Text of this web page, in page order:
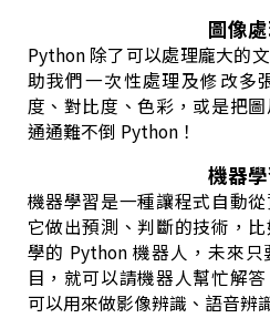
圖像
Python 除了可以處理龐大的
助我們一次性處理及修改多
度、對比度、色彩，或是把圖
通通難不倒 Python！
機器
機器學習是一種讓程式自動
它做出預測、判斷的技術，
學的 Python 機器人，未來
目，就可以請機器人幫忙解
可以用來做影像辨識、語音辨